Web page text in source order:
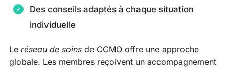
Des conseils adaptés à chaque situation
individuelle
Le réseau de soins de CCMO offre une approche
globale. Les membres reçoivent un accompagnement